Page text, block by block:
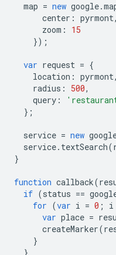
map = new google.
center : pyrmont,
zoom :
15
});
var request = {
location : pyrmont,
radius : 500,
query :
};
service = new
service. textSearch(
}
function callback(
if (status ==
for (var i = 0 ; i
var place =
createMarker(
}
}